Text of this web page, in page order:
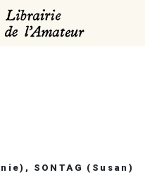
SONTAG (Susan)